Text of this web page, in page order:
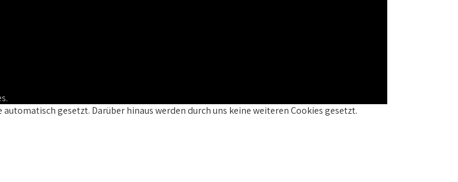
gesetzt. Darüber hinaus werden durch uns keine weiteren Cookies gesetzt.